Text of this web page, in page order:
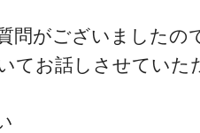
問がございましたの
てお話しさせていた